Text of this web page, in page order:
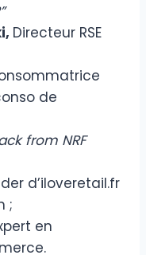
Directeur RSE
de
from NRF
d’iloveretail.fr
;
en